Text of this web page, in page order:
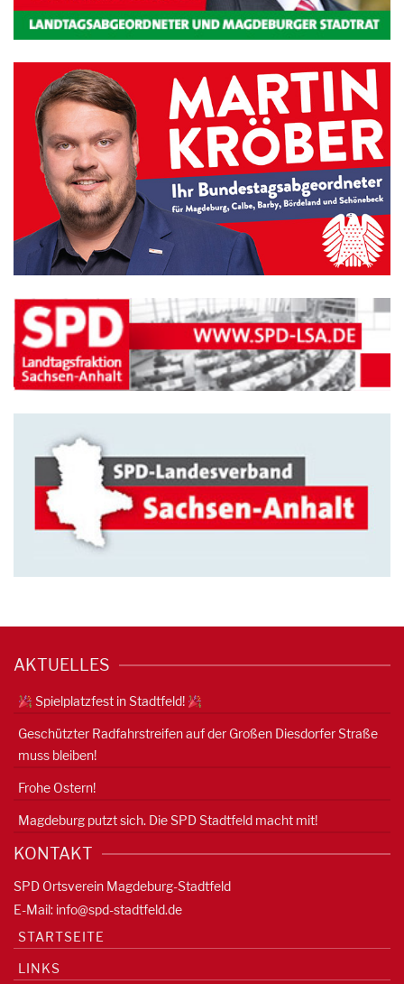
AKTUELLES
Spielplatzfest in Stadtfeld!
Geschützter Radfahrstreifen auf der Großen Diesdorfer Straße
muss bleiben!
Frohe Ostern!
Magdeburg putzt sich. Die SPD Stadtfeld macht mit!
KONTAKT
SPD Ortsverein Magdeburg-Stadtfeld
E-Mail: info@spd-stadtfeld.de
STARTSEITE
LINKS